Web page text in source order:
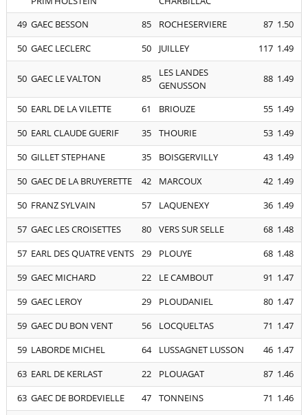
49 GAEC BESSON 85 ROCHESERVIERE 87 1.50
50 GAEC LECLERC 50 JUILLEY 117 1.49
50 GAEC LE VALTON 85
LES LANDES
GENUSSON
88 1.49
50 EARL DE LA VILETTE 61 BRIOUZE 55 1.49
50 EARL CLAUDE GUERIF 35 THOURIE 53 1.49
50 GILLET STEPHANE 35 BOISGERVILLY 43 1.49
50 GAEC DE LA BRUYERETTE 42 MARCOUX 42 1.49
50 FRANZ SYLVAIN 57 LAQUENEXY 36 1.49
57 GAEC LES CROISETTES 80 VERS SUR SELLE 68 1.48
57 EARL DES QUATRE VENTS 29 PLOUYE 68 1.48
59 GAEC MICHARD 22 LE CAMBOUT 91 1.47
59 GAEC LEROY 29 PLOUDANIEL 80 1.47
59 GAEC DU BON VENT 56 LOCQUELTAS 71 1.47
59 LABORDE MICHEL 64 LUSSAGNET LUSSON 46 1.47
63 EARL DE KERLAST 22 PLOUAGAT 87 1.46
63 GAEC DE BORDEVIELLE 47 TONNEINS 71 1.46